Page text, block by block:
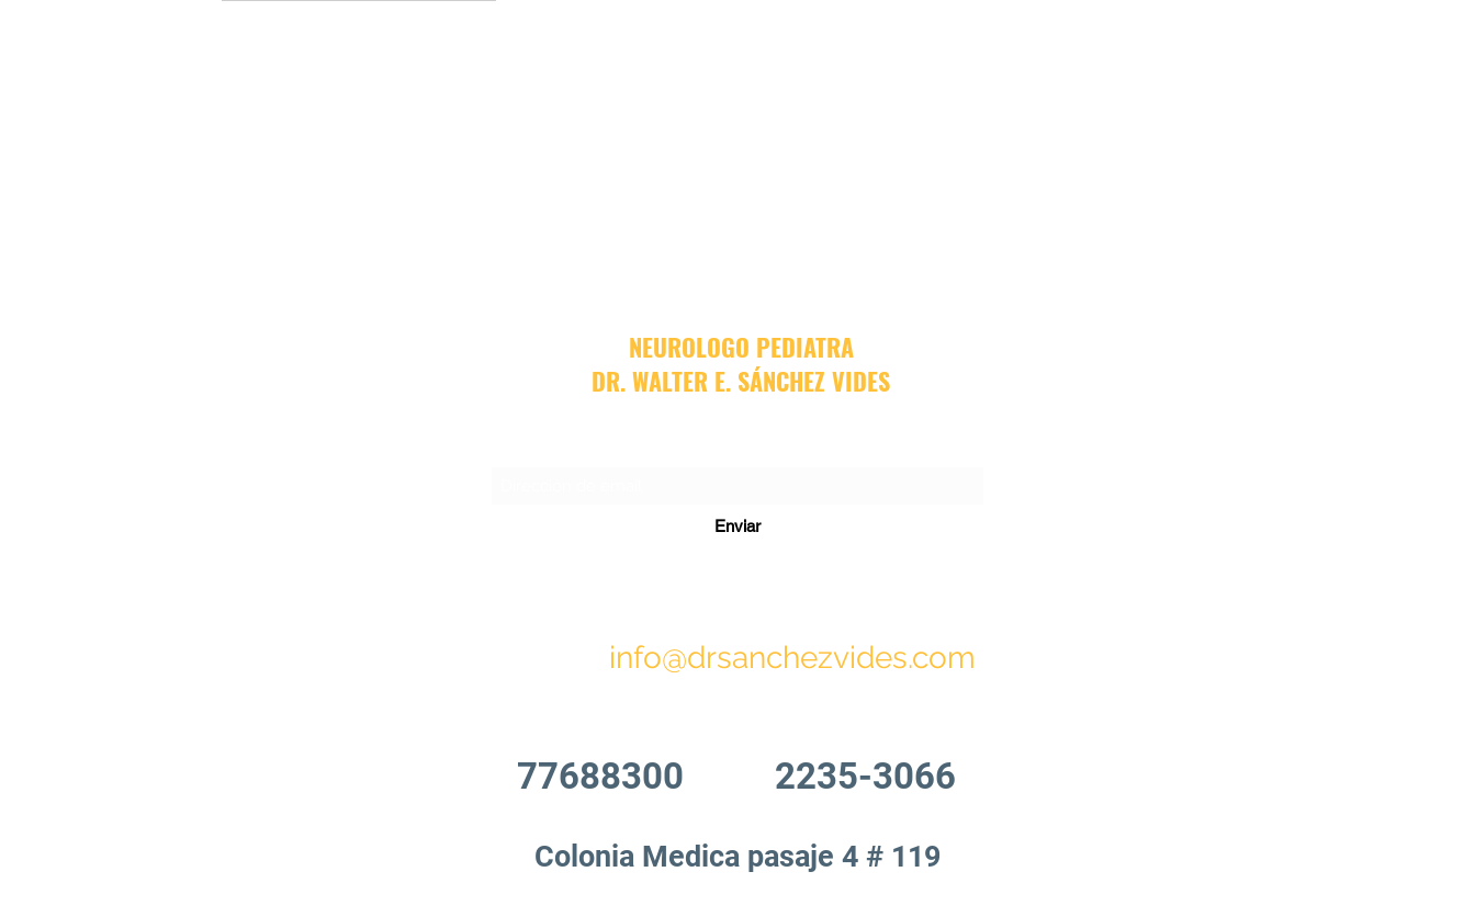
NEUROLOGO PEDIATRA
DR. WALTER E. SÁNCHEZ VIDES
Enviar
info@drsanchezvides.com
77688300 2235-3066
Colonia Medica pasaje 4 # 119